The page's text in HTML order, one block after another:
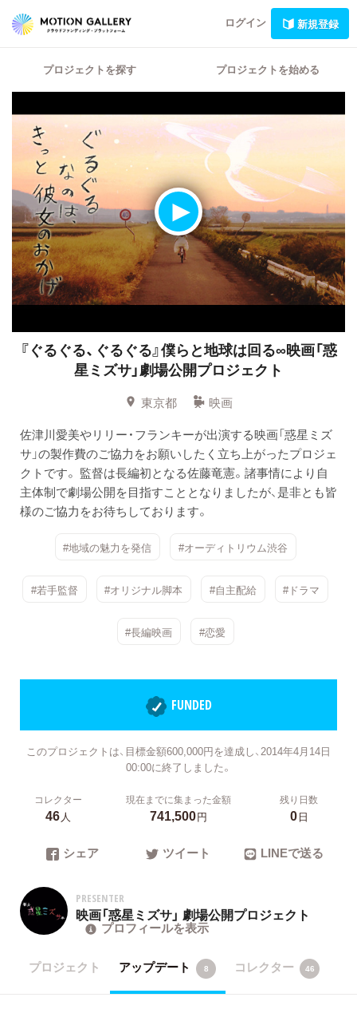
ログイン 新規登録
プロジェクトを探す プロジェクトを始める
『ぐるぐる、ぐるぐる』僕らと地球は回る∞映画「惑
星ミズサ」劇場公開プロジェクト
東京都
映画
佐津川愛美やリリー・フランキーが出演する映画「惑星ミズ
サ」の製作費のご協力をお願いしたく立ち上がったプロジェ
クトです。 監督は長編初となる佐藤竜憲。諸事情により自
主体制で劇場公開を目指すこととなりましたが、是非とも皆
様のご協力をお待ちしております。
#地域の魅力を発信 #オーディトリウム渋谷
#若手監督 #オリジナル脚本 #自主配給 #ドラマ
#長編映画 #恋愛
FUNDED
このプロジェクトは、目標金額600,000円を達成し、2014年4月14日
00:00に終了しました。
コレクター
46人
現在までに集まった金額
741,500円
残り日数
0日
シェア ツイート LINEで送る
PRESENTER
映画「惑星ミズサ」 劇場公開プロジェクト
プロフィールを表示
プロジェクト アップデート 8 コレクター 46